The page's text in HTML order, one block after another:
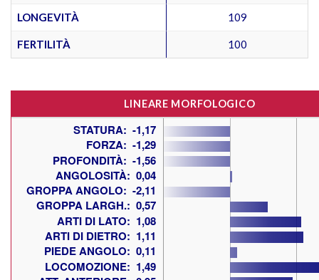
LONGEVITÀ 109
FERTILITÀ 100
LINEARE MORFOLOGICO